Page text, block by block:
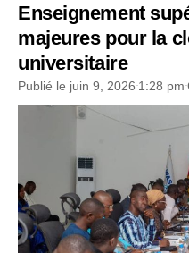
Enseignement
majeures pour la
universitaire
Publié le juin 9, 2026 1:28 pm